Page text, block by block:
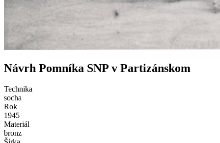
Návrh Pomníka SNP v Partizánskom
Technika
socha
Rok
1945
Materiál
bronz